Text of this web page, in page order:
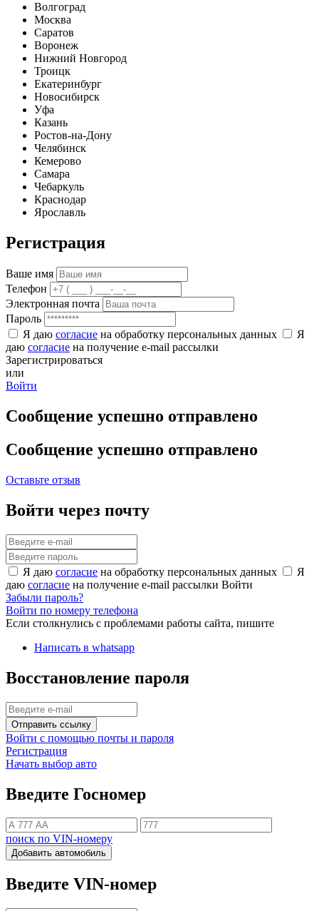
Волгоград
Москва
Саратов
Воронеж
Нижний Новгород
Троицк
Екатеринбург
Новосибирск
Уфа
Казань
Ростов-на-Дону
Челябинск
Кемерово
Самара
Чебаркуль
Краснодар
Ярославль
Регистрация
Ваше имя
Телефон
Электронная почта
Пароль
Я даю согласие на обработку персональных данных
Я
даю согласие на получение e-mail рассылки
Зарегистрироваться
или
Войти
Сообщение успешно отправлено
Сообщение успешно отправлено
Оставьте отзыв
Войти через почту
Я даю согласие на обработку персональных данных
Я
даю согласие на получение e-mail рассылки Войти
Забыли пароль?
Войти по номеру телефона
Если столкнулись с проблемами работы сайта, пишите
Написать в whatsapp
Восстановление пароля
Отправить ссылку
Войти с помощью почты и пароля
Регистрация
Начать выбор авто
Введите Госномер
поиск по VIN-номеру
Добавить автомобиль
Введите VIN-номер